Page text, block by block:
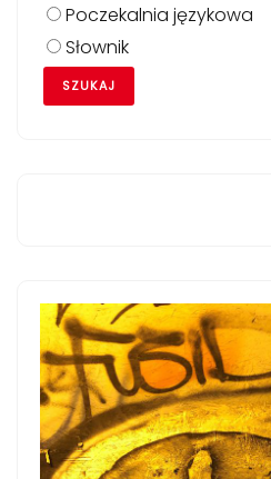
Poczekalnia językowa
Słownik